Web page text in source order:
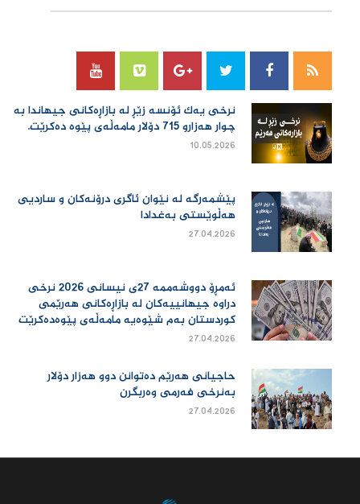
نرخی یەك ئۆنسە زێڕ لە بازاڕەكانی جیهاندا بە
چوار هەزارو 715 دۆلار مامەڵەی پێوە دەكرێت.
10.05.2026
پێشمەرگە لە نێوان ئاگری درۆنەکان و ساردیی
هەڵوێستی بەغدادا
27.04.2026
ئەمڕۆ دووشەممە 27ی نیسانی 2026 نرخی
دراوە جیهانییەكان لە بازاڕەكانی هەرێمی
كوردستان بەم شێوەیە مامەڵەی پێوەدەكرێت
27.04.2026
حاجیانی هەرێم دەتوانن دوو هەزار دۆلار
بەنرخی فەرمی وەربگرن
27.04.2026